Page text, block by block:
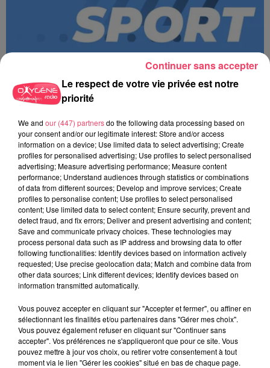
MAGSPORT SOIR 49 07/08/26
Le respect de votre vie privée est notre
priorité
We and our (447) partnersdo the following data processing based on
your consent and/or our legitimate interest: Store and/or access
information on a device; Use limited data to select advertising; Create
profiles for personalised advertising; Use profiles to select personalised
advertising; Measure advertising performance; Measure content
performance; Understand audiences through statistics or combinations
of data from different sources; Develop and improve services; Create
profiles to personalise content; Use profiles to select personalised
content; Use limited data to select content; Ensure security, prevent and
detect fraud, and fix errors; Deliver and present advertising and content;
Save and communicate privacy choices. These technologies may
process personal data such as IP address and browsing data to offer
following functionalities: Identify devices based on information actively
requested; Use precise geolocation data; Match and combine data from
other data sources; Link different devices; Identify devices based on
information transmitted automatically.
Vous pouvez accepter en cliquant sur "Accepter et fermer", ou affiner en
sélectionnant les finalités et/ou partenaires dans "Gérer mes choix".
Vous pouvez également refuser en cliquant sur "Continuer sans
accepter". Vos préférences ne s'appliqueront que pour ce site. Vous
pouvez mettre à jour vos choix, ou retirer votre consentement à tout
moment via le lien "Gérer les cookies" situé en bas de chaque page.
Continuer sans accepter